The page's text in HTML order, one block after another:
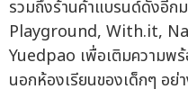
รวมถึงร้านค้าแบรนด์ดังอีก
Playground, With.it,
Yuedpao เพื่อเติมความพ
นอกห้องเรียนของเด็กๆ อย่